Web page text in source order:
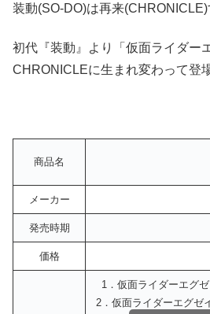
装動(SO-DO)は再来(CHRONICLE)
初代『装動』より「仮面ライダー
CHRONICLEに生まれ変わって登
商品名
メーカー
発売時期
価格
1．仮面ライダーエグ
2．仮面ライダーエグゼ